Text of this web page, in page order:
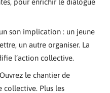
son implication : un jeune
un autre organiser. La
l’action collective.
le chantier de
collective. Plus les